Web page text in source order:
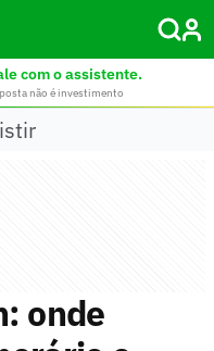
com o assistente.
não é investimento
onde